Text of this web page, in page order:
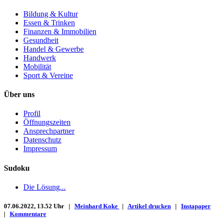
Bildung & Kultur
Essen & Trinken
Finanzen & Immobilien
Gesundheit
Handel & Gewerbe
Handwerk
Mobilität
Sport & Vereine
Über uns
Profil
Öffnungszeiten
Ansprechpartner
Datenschutz
Impressum
Sudoku
Die Lösung...
07.06.2022, 13.52 Uhr | Meinhard Koke | Artikel drucken | Instapaper
| Kommentare